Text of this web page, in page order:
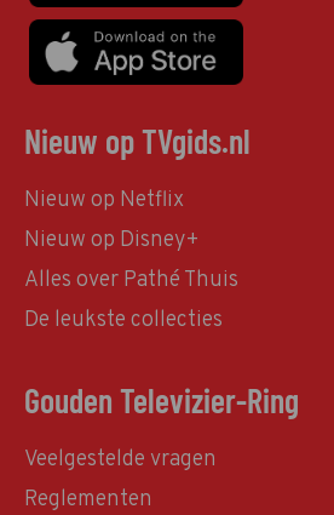
Nieuw op TVgids.nl
Nieuw op Netflix
Nieuw op Disney+
Alles over Pathé Thuis
De leukste collecties
Gouden Televizier-Ring
Veelgestelde vragen
Reglementen